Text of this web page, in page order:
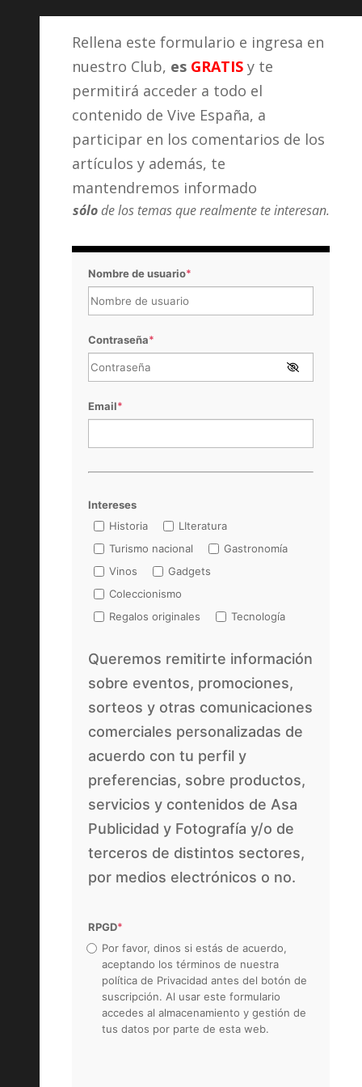
Rellena este formulario e ingresa en
nuestro Club, es GRATIS y te
permitirá acceder a todo el
contenido de Vive España, a
participar en los comentarios de los
artículos y además, te
mantendremos informado
sólode los temas que realmente te interesan.
Nombre de usuario*
Contraseña*
Email*
Intereses
Historia
LIteratura
Turismo nacional
Gastronomía
Vinos
Gadgets
Coleccionismo
Regalos originales
Tecnología
Queremos remitirte información
sobre eventos, promociones,
sorteos y otras comunicaciones
comerciales personalizadas de
acuerdo con tu perfil y
preferencias, sobre productos,
servicios y contenidos de Asa
Publicidad y Fotografía y/o de
terceros de distintos sectores,
por medios electrónicos o no.
RPGD*
Por favor, dinos si estás de acuerdo,
aceptando los términos de nuestra
política de Privacidad antes del botón de
suscripción. Al usar este formulario
accedes al almacenamiento y gestión de
tus datos por parte de esta web.